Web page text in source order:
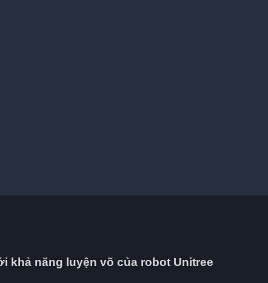
khả năng luyện võ của robot Unitree